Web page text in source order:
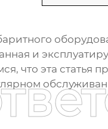
и
что эта